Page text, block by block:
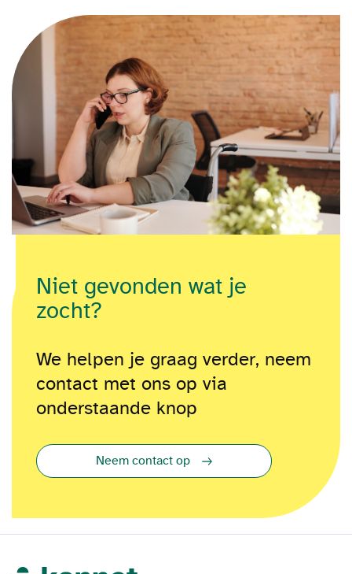
Niet gevonden wat je
zocht?
We helpen je graag verder, neem
contact met ons op via
onderstaande knop
Neem contact op